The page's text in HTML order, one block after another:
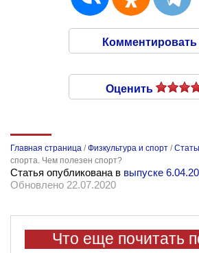
Комментировать
Оценить
Главная страница /Физкультура и спорт /
спорта. Чем полезен спорт?
Статья опубликована в выпуске
Обновлено 22.07.2020
Что еще почитать